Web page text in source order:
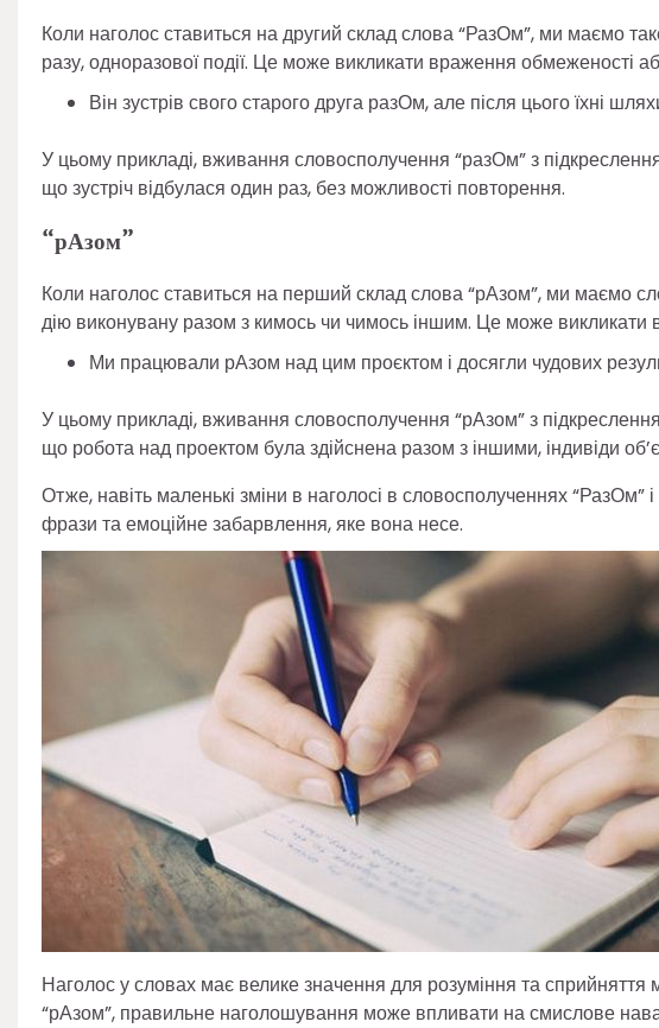
Коли наголос ставиться на другий склад слова “РазОм”, ми маємо
разу, одноразової події. Це може викликати враження обмеженості
Він зустрів свого старого друга разОм, але після цього їхні
У цьому прикладі, вживання словосполучення “разОм” з
що зустріч відбулася один раз, без можливості повторення.
“рАзом”
Коли наголос ставиться на перший склад слова “рАзом”, ми маємо
дію виконувану разом з кимось чи чимось іншим. Це може викликати
Ми працювали рАзом над цим проєктом і досягли чудових
У цьому прикладі, вживання словосполучення “рАзом” з
що робота над проектом була здійснена разом з іншими, індивіди
Отже, навіть маленькі зміни в наголосі в словосполученнях
фрази та емоційне забарвлення, яке вона несе.
Наголос у словах має велике значення для розуміння та
“рАзом”, правильне наголошування може впливати на смислове